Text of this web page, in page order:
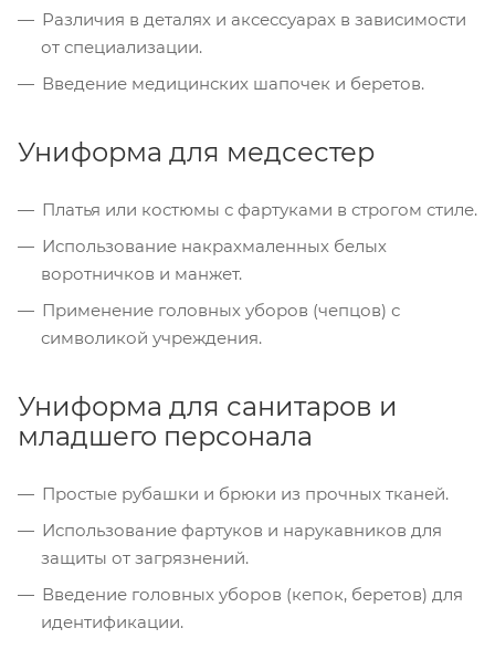
Различия в деталях и аксессуарах в зависимости
от специализации.
Введение медицинских шапочек и беретов.
Униформа для медсестер
Платья или костюмы с фартуками в строгом стиле.
Использование накрахмаленных белых
воротничков и манжет.
Применение головных уборов (чепцов) с
символикой учреждения.
Униформа для санитаров и
младшего персонала
Простые рубашки и брюки из прочных тканей.
Использование фартуков и нарукавников для
защиты от загрязнений.
Введение головных уборов (кепок, беретов) для
идентификации.